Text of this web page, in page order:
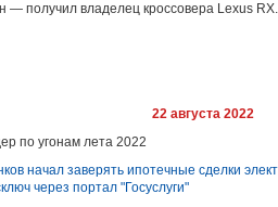
получил владелец кроссовера Lexus RX.
22 августа 2022
по угонам лета 2022
начал заверять ипотечные сделки
через портал "Госуслуги"